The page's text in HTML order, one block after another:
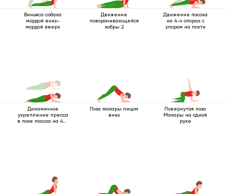
Виньяса собака
мордой вниз–
мордой вверх
Движение
поворачивающейся
кобры 2
Движение посоха
на 4-х опорах с
упором на локти
Динамичное
укрепление пресса
в позе посоха на 4-х
Поза макары лицом
вниз
Повернутая поза
Макары на одной
руке